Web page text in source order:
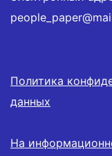
Политика
данных
На